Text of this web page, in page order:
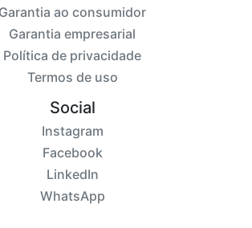
Garantia ao consumidor
Garantia empresarial
Política de privacidade
Termos de uso
Social
Instagram
Facebook
LinkedIn
WhatsApp